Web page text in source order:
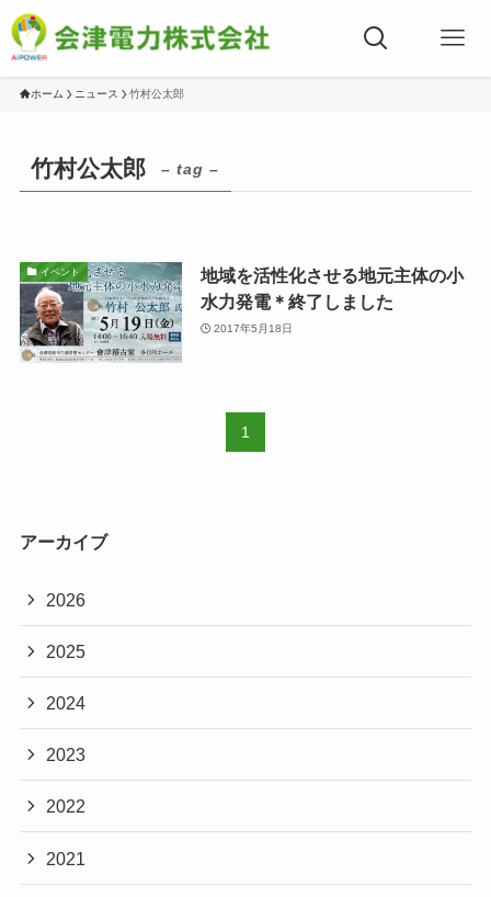
ホーム ニュース 竹村公太郎
竹村公太郎 – tag –
イベント
地域を活性化させる地元主体の小
水力発電＊終了しました
2017年5月18日
1
アーカイブ
2026
2025
2024
2023
2022
2021